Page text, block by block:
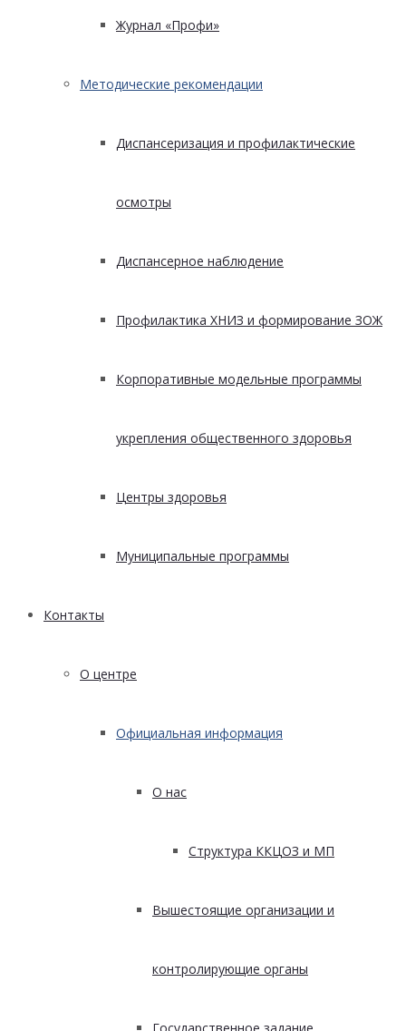
Журнал «Профи»
Методические рекомендации
Диспансеризация и профилактические
осмотры
Диспансерное наблюдение
Профилактика ХНИЗ и формирование ЗОЖ
Корпоративные модельные программы
укрепления общественного здоровья
Центры здоровья
Муниципальные программы
Контакты
О центре
Официальная информация
О нас
Структура ККЦОЗ и МП
Вышестоящие организации и
контролирующие органы